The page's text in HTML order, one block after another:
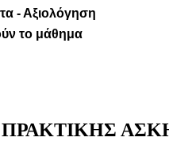
- Αξιολόγηση
το μάθημα